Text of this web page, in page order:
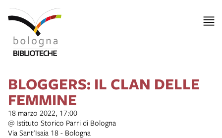
BLOGGERS: IL CLAN DELLE
FEMMINE
18 marzo 2022, 17:00
@ Istituto Storico Parri di Bologna
Via Sant'Isaia 18 - Bologna